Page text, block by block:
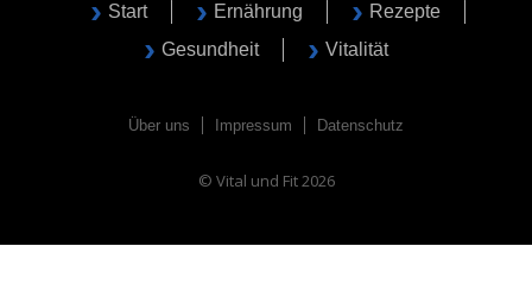
Start Ernährung
Rezepte
Gesundheit
Vitalität
Über uns Impressum Datenschutz
© Vital und Fit 2026